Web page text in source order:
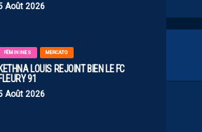
Août 2026
FÉMININES MERCATO
KETHNA LOUIS REJOINT BIEN LE FC
FLEURY 91
Août 2026